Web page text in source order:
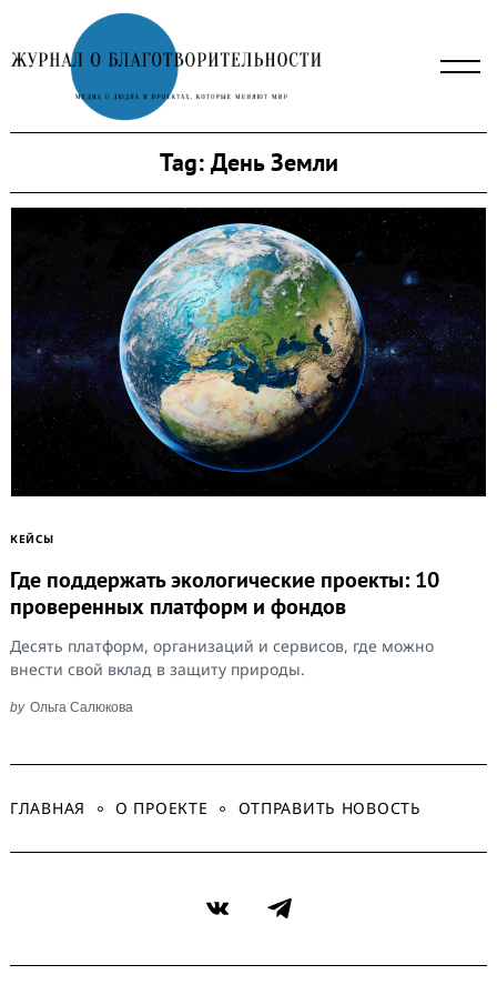
to
content
Tag:День Земли
КЕЙСЫ
Где поддержать экологические проекты: 10
проверенных платформ и фондов
Десять платформ, организаций и сервисов, где можно
внести свой вклад в защиту природы.
by Ольга Салюкова
ГЛАВНАЯ О ПРОЕКТЕ ОТПРАВИТЬ НОВОСТЬ
VK Telegram
Search